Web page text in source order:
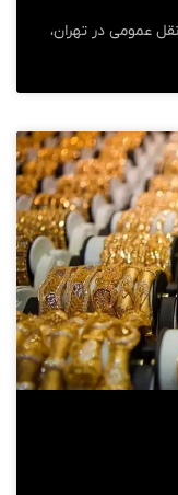
عمومی در تهران،